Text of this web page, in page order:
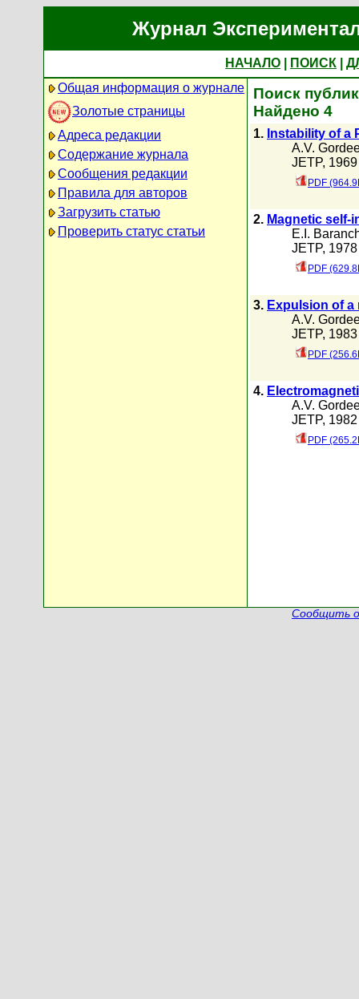
Журнал
НАЧАЛО ПОИСК
Общая информация о журнале
Золотые страницы
Адреса редакции
Содержание журнала
Сообщения редакции
Правила для авторов
Загрузить статью
Проверить статус статьи
Поиск
Найдено 4
1. Instability of a
A.V.
JETP, 1969
PDF
2. Magnetic self-
E.I.
JETP, 1978
PDF
3. Expulsion of
A.V.
JETP, 1983
PDF
4.
A.V.
JETP, 1982
PDF
Сообщить о